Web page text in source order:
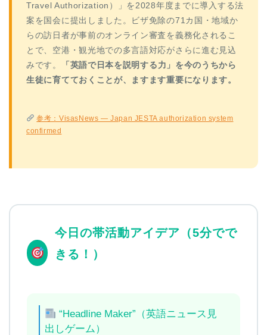
Travel Authorization）」を2028年度までに導入する法
案を国会に提出しました。ビザ免除の71カ国・地域か
らの訪日者が事前のオンライン審査を義務化されるこ
とで、空港・観光地での多言語対応がさらに進む見込
みです。
「英語で日本を説明する力」を今のうちから
生徒に育てておくことが、ますます重要になります。
参考：VisasNews — Japan JESTA authorization system
confirmed
今日の帯活動アイデア（5分でで
きる！）
“Headline Maker”（英語ニュース見
出しゲーム）